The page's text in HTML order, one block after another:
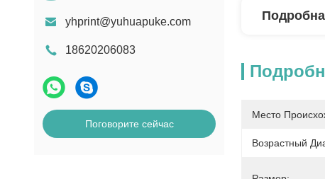
yhprint@yuhuapuke.com
18620206083
Поговорите сейчас
Место
Возрастный